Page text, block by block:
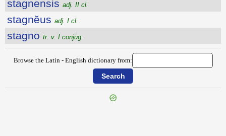
stagnensis adj. II cl.
stagnĕus adj. I cl.
stagno tr. v. I conjug.
Browse the Latin - English dictionary from: